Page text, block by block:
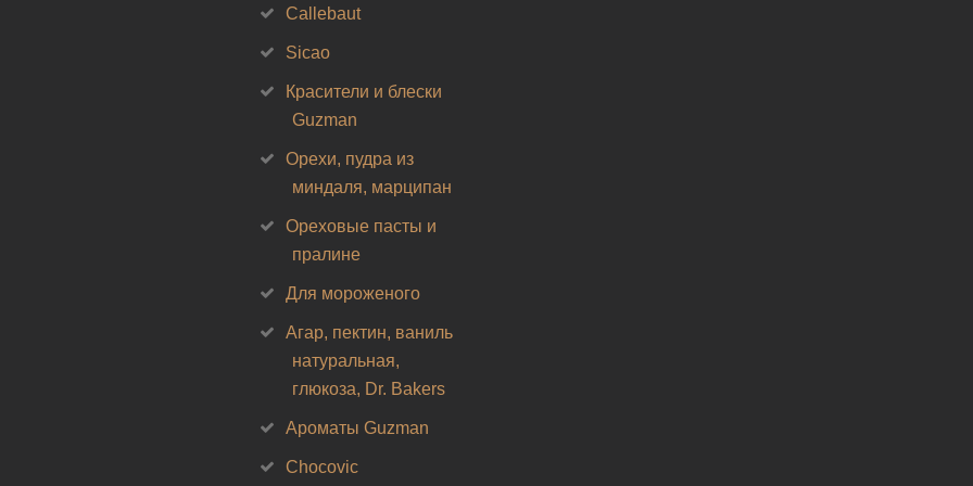
Callebaut
Sicao
Красители и блески
Guzman
Орехи, пудра из
миндаля, марципан
Ореховые пасты и
пралине
Для мороженого
Агар, пектин, ваниль
натуральная,
глюкоза, Dr. Bakers
Ароматы Guzman
Chocovic